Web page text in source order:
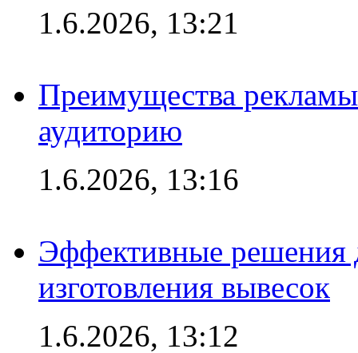
1.6.2026, 13:21
Преимущества
аудиторию
1.6.2026, 13:16
Эффективные решения
изготовления вывесок
1.6.2026, 13:12